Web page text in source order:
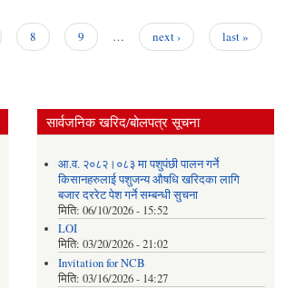
8 9 … next › last »
सार्वजनिक खरिद/बोलपत्र सूचना
आ.व. २०८२।०८३ मा पशुपंछी पालन गर्ने
किसानहरुलाई पशुजन्य औषधि खरिदका लागि
बजार दररेट पेश गर्ने सम्बन्धी सुचना
मिति: 06/10/2026 - 15:52
LOI
मिति: 03/20/2026 - 21:02
Invitation for NCB
मिति: 03/16/2026 - 14:27